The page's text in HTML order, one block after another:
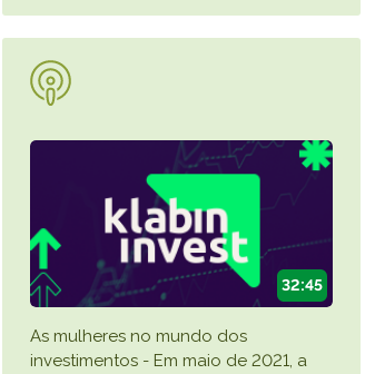
32:45
As mulheres no mundo dos
investimentos - Em maio de 2021, a